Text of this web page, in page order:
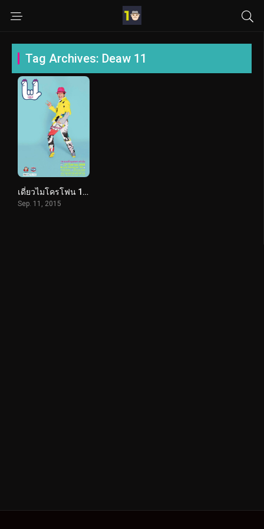
Tag Archives: Deaw 11
เดี่ยวไมโครโฟน 11 (2015) Deaw 11
Sep. 11, 2015